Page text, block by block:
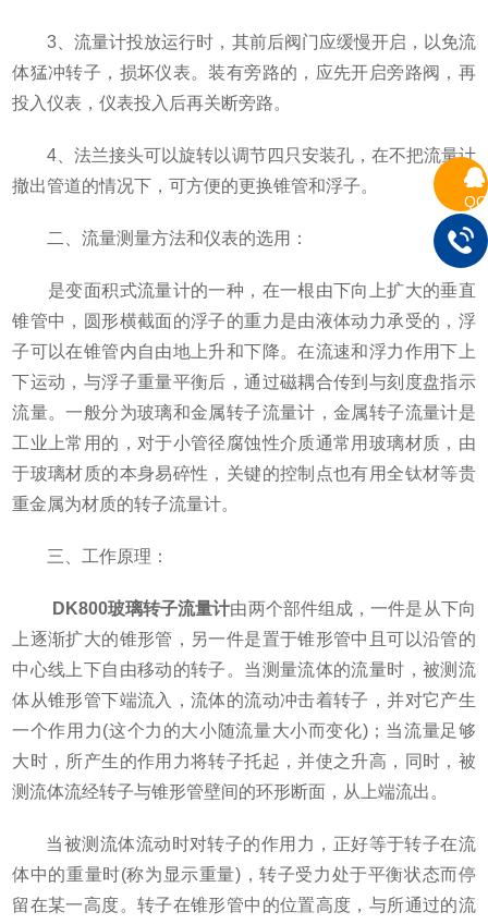
3、流量计投放运行时，其前后阀门应缓慢开启，以免流
体猛冲转子，损坏仪表。装有旁路的，应先开启旁路阀，再
投入仪表，仪表投入后再关断旁路。
4、法兰接头可以旋转以调节四只安装孔，在不把流量计
撤出管道的情况下，可方便的更换锥管和浮子。
二、流量测量方法和仪表的选用：
是变面积式流量计的一种，在一根由下向上扩大的垂直
锥管中，圆形横截面的浮子的重力是由液体动力承受的，浮
子可以在锥管内自由地上升和下降。在流速和浮力作用下上
下运动，与浮子重量平衡后，通过磁耦合传到与刻度盘指示
流量。一般分为玻璃和金属转子流量计，金属转子流量计是
工业上常用的，对于小管径腐蚀性介质通常用玻璃材质，由
于玻璃材质的本身易碎性，关键的控制点也有用全钛材等贵
重金属为材质的转子流量计。
三、工作原理：
DK800玻璃转子流量计由两个部件组成，一件是从下向
上逐渐扩大的锥形管，另一件是置于锥形管中且可以沿管的
中心线上下自由移动的转子。当测量流体的流量时，被测流
体从锥形管下端流入，流体的流动冲击着转子，并对它产生
一个作用力(这个力的大小随流量大小而变化)；当流量足够
大时，所产生的作用力将转子托起，并使之升高，同时，被
测流体流经转子与锥形管壁间的环形断面，从上端流出。
当被测流体流动时对转子的作用力，正好等于转子在流
体中的重量时(称为显示重量)，转子受力处于平衡状态而停
留在某一高度。转子在锥形管中的位置高度，与所通过的流
QQ